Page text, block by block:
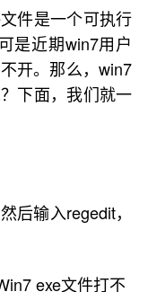
件是一个可执行
是近期win7用户
开。那么，win7
下面，我们就一
后输入regedit，